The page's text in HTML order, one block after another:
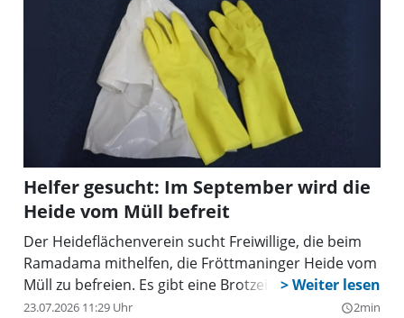
Helfer gesucht: Im September wird die
Heide vom Müll befreit
Der Heideflächenverein sucht Freiwillige, die beim
Ramadama mithelfen, die Fröttmaninger Heide vom
Müll zu befreien. Es gibt eine Brotzeit und als Team
einen Preis zu gewinnen.
23.07.2026 11:29 Uhr query_builder2min